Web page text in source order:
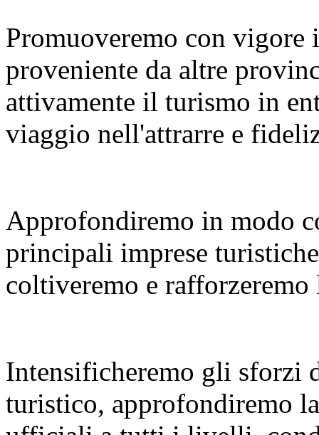
Promuoveremo con
proveniente da altre
attivamente il turismo in
viaggio nell'attrarre e
Approfondiremo in modo
principali imprese
coltiveremo e
Intensificheremo gli sforzi
turistico, approfondiremo